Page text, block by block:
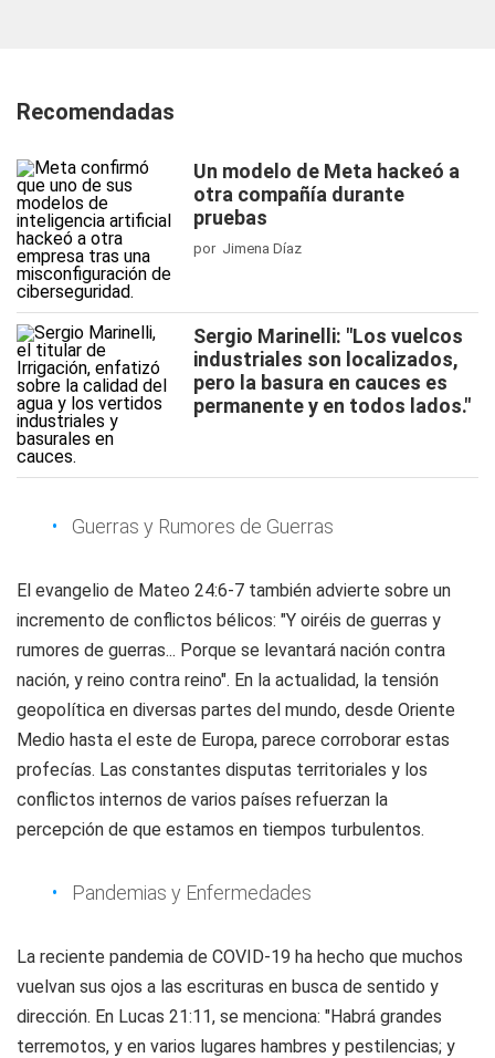
Recomendadas
Un modelo de Meta hackeó a
otra compañía durante
pruebas
por Jimena Díaz
Sergio Marinelli: "Los vuelcos
industriales son localizados,
pero la basura en cauces es
permanente y en todos lados."
Guerras y Rumores de Guerras
El evangelio de Mateo 24:6-7 también advierte sobre un
incremento de conflictos bélicos: "Y oiréis de guerras y
rumores de guerras... Porque se levantará nación contra
nación, y reino contra reino". En la actualidad, la tensión
geopolítica en diversas partes del mundo, desde Oriente
Medio hasta el este de Europa, parece corroborar estas
profecías. Las constantes disputas territoriales y los
conflictos internos de varios países refuerzan la
percepción de que estamos en tiempos turbulentos.
Pandemias y Enfermedades
La reciente pandemia de COVID-19 ha hecho que muchos
vuelvan sus ojos a las escrituras en busca de sentido y
dirección. En Lucas 21:11, se menciona: "Habrá grandes
terremotos, y en varios lugares hambres y pestilencias; y